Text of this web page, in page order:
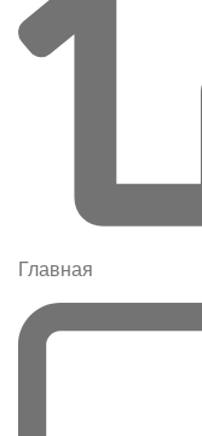
Главная